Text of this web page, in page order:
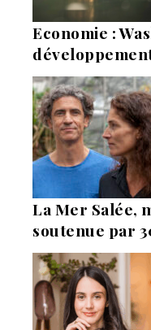
Economie :
La Mer Salée,
soutenue par